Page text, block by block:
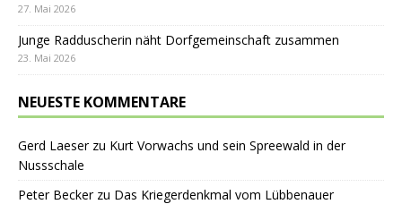
27. Mai 2026
Junge Radduscherin näht Dorfgemeinschaft zusammen
23. Mai 2026
NEUESTE KOMMENTARE
Gerd Laeserzu Kurt Vorwachs und sein Spreewald in der
Nussschale
Peter Beckerzu Das Kriegerdenkmal vom Lübbenauer